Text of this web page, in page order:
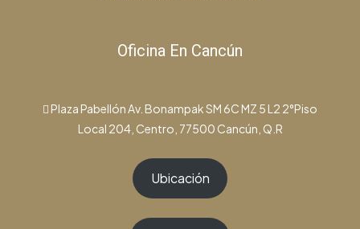
Oficina En Cancún
Plaza Pabellón Av. Bonampak SM 6C MZ 5 L2 2°Piso
Local 204, Centro, 77500 Cancún, Q.R
Ubicación